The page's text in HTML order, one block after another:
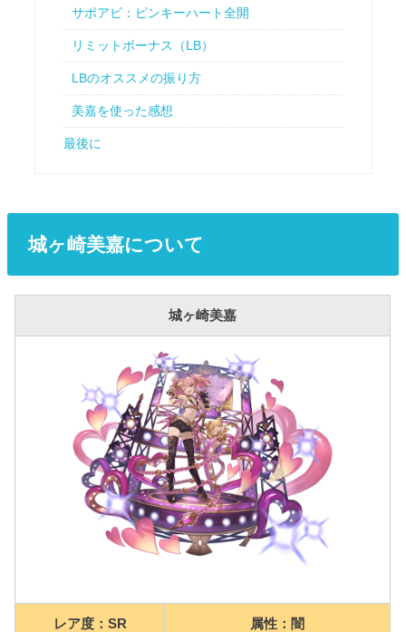
サポアビ：ピンキーハート全開
リミットボーナス（LB）
LBのオススメの振り方
美嘉を使った感想
最後に
城ヶ崎美嘉について
城ヶ崎美嘉
レア度：SR 属性：闇